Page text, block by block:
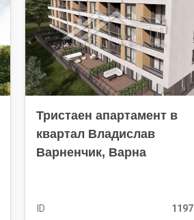
Тристаен апартамент в
квартал Владислав
Варненчик, Варна
ID
1197